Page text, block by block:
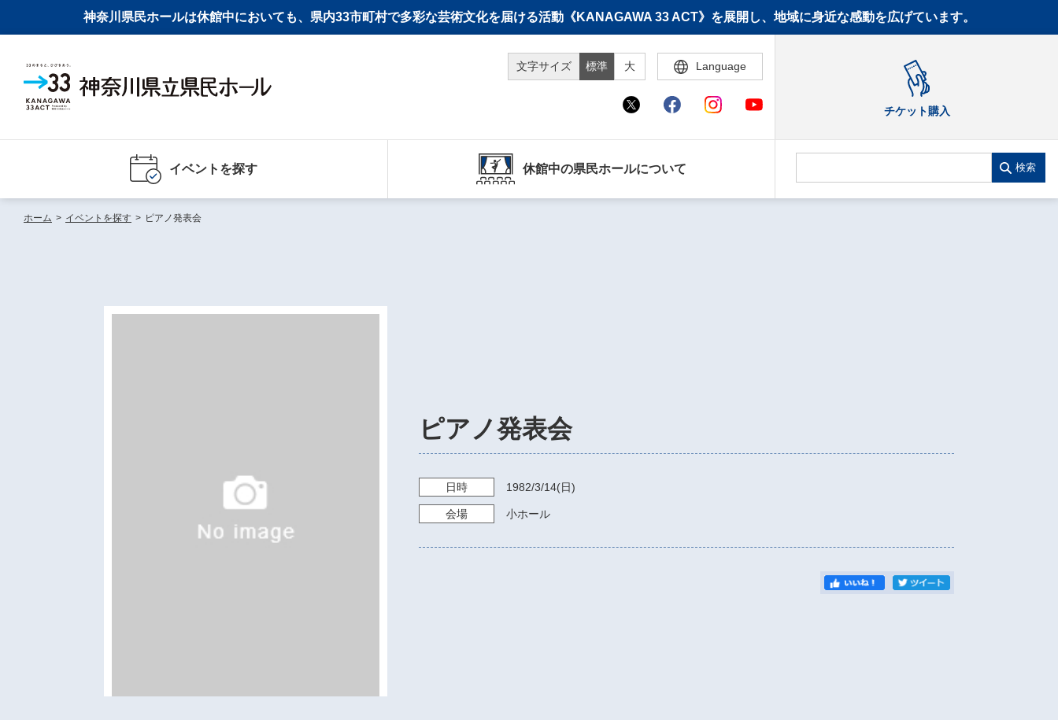
神奈川県民ホールは休館中においても、県内33市町村で多彩な芸術文化を届ける活動《KANAGAWA 33 ACT》を展開し、地域に身近な感動を広げています。
文字サイズ 標準 大 Language
チケット購入
イベントを探す 休館中の県民ホールについて 検索
ホーム > イベントを探す > ピアノ発表会
ピアノ発表会
日時 1982/3/14(日)
会場 小ホール